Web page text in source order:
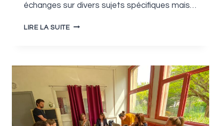
échanges sur divers sujets spécifiques mais…
LIRE LA SUITERENCONTRE
COTIGNAC